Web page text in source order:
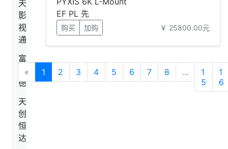
天
影
视
通
富
威
德
天
创
恒
达
EF PL 先
购买 加购 ￥ 25800.00元
« 1 2 3 4 5 6 7 8 ...
1
5
1
6